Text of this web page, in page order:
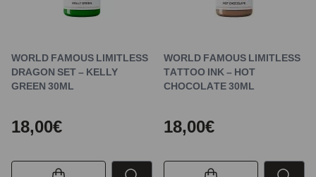
WORLD FAMOUS LIMITLESS
DRAGON SET – KELLY
GREEN 30ML
18,00€
WORLD FAMOUS LIMITLESS
TATTOO INK – HOT
CHOCOLATE 30ML
18,00€